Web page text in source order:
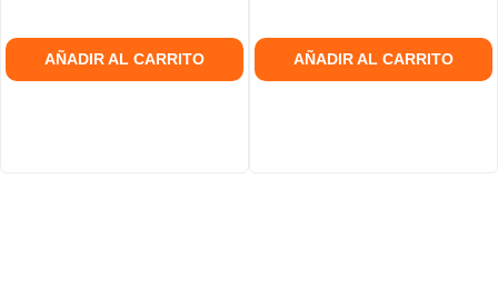
AÑADIR AL CARRITO AÑADIR AL CARRITO